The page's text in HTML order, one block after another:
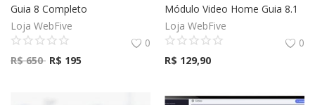
Guia 8 Completo
Loja WebFive
0
R$650 R$ 195
Módulo Video Home Guia 8.1
Loja WebFive
0
R$ 129,90